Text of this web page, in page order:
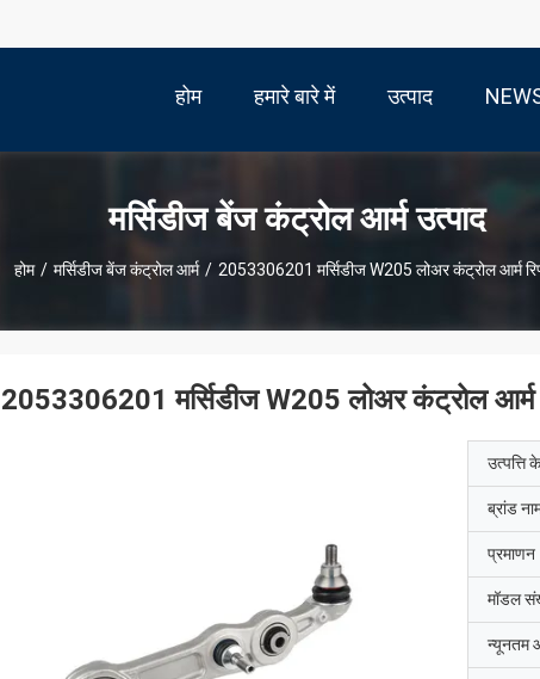
होम हमारे बारे में उत्पाद
मर्सिडीज बेंज कंट्रोल आर्म उत्पाद
होम / मर्सिडीज बेंज कंट्रोल आर्म / 2053306201 मर्सिडीज W205 लोअर कंट्रोल आर्म
2053306201 मर्सिडीज W205 लोअर कंट्रोल आर्म
उत्पत्ति
ब्रांड
प्रमाणन
मॉडल
न्यूनतम